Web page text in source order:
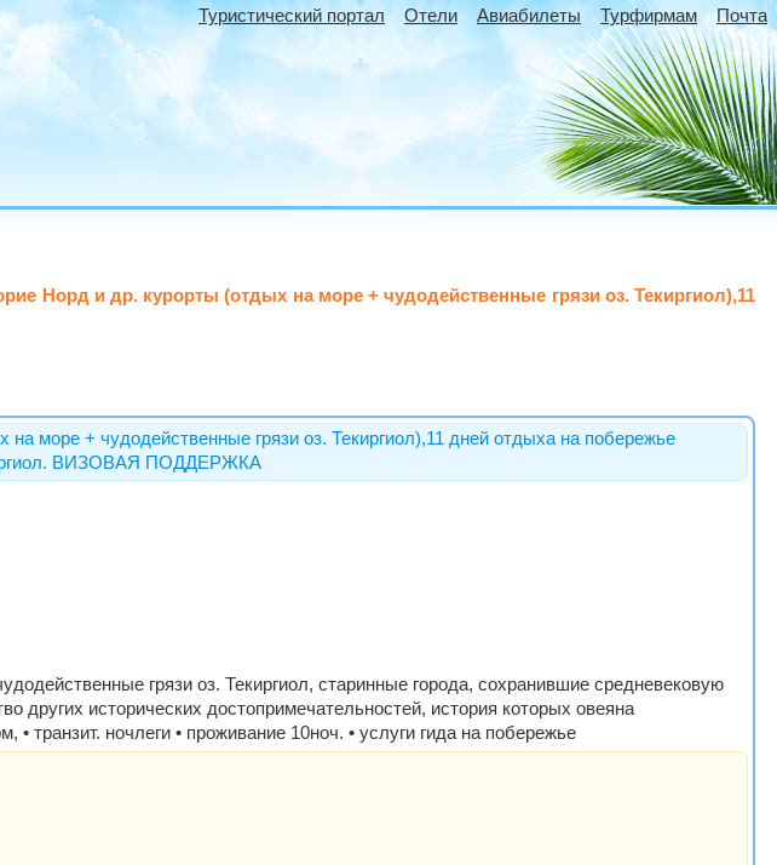
Туристический портал Отели Авиабилеты Турфирмам Почта
Норд и др. курорты (отдых на море + чудодейственные грязи оз. Текиргиол),11
+ чудодейственные грязи оз. Текиргиол),11 дней отдыха на побережье
ВИЗОВАЯ ПОДДЕРЖКА
грязи оз. Текиргиол, старинные города, сохранившие средневековую
других исторических достопримечательностей, история которых овеяна
ночлеги • проживание 10ноч. • услуги гида на побережье